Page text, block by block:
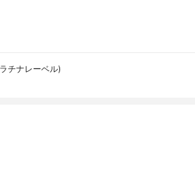
チナレーベル)